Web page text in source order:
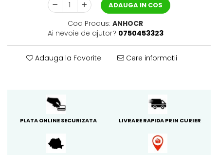
8MM
Skybottle
ADAUGA IN COS
Cod Produs: ANHOCR
Ai nevoie de ajutor? 0750453323
Adauga la Favorite Cere informatii
PLATA ONLINE SECURIZATA LIVRARE RAPIDA PRIN CURIER